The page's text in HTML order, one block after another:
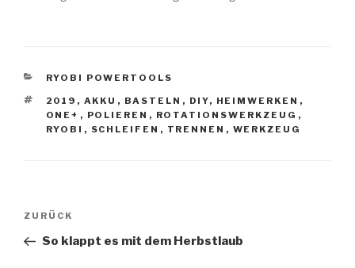
KATEGORIEN
RYOBI POWERTOOLS
SCHLAGWÖRTER
2019 , AKKU , BASTELN , DIY, HEIMWERKEN ,
ONE+ , POLIEREN , ROTATIONSWERKZEUG ,
RYOBI , SCHLEIFEN , TRENNEN , WERKZEUG
Beitragsnavigation
Vorheriger
Beitrag
ZURÜCK
So klappt es mit dem Herbstlaub